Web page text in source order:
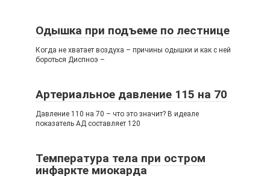
Одышка при подъеме по лестнице
Когда не хватает воздуха – причины одышки и как с ней
бороться Диспноэ –
Артериальное давление 115 на 70
Давление 110 на 70 – что это значит? В идеале
показатель АД составляет 120
Температура тела при остром
инфаркте миокарда